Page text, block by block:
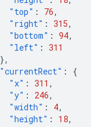
"top" : 76,
"right" : 315,
"bottom" : 94,
"left" : 311
},
"currentRect" :
{
"x" : 311 ,
"y" : 246,
"width" : 4,
"height" : 18,